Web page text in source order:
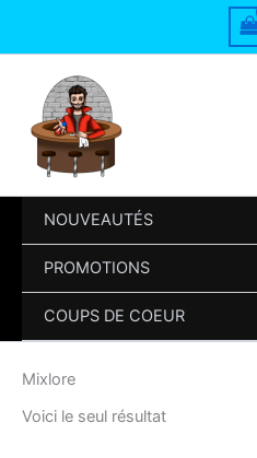
NOUVEAUTÉS
PROMOTIONS
COUPS DE COEUR
Mixlore
Voici le seul résultat